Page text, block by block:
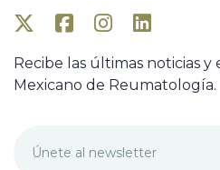
Recibe las últimas noticias
Mexicano de Reumatología.